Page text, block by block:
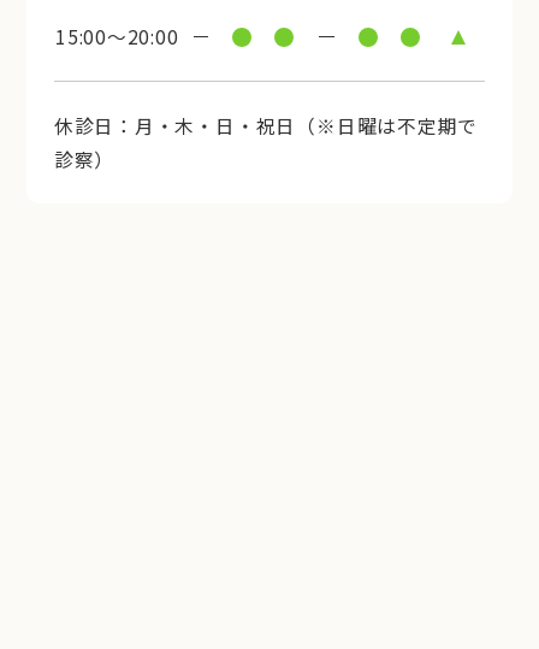
15:00～20:00
休診日：月・木・日・祝日（※日曜は不定期で
診察）